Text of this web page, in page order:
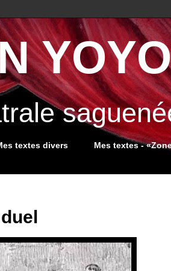
textes divers Mes textes -